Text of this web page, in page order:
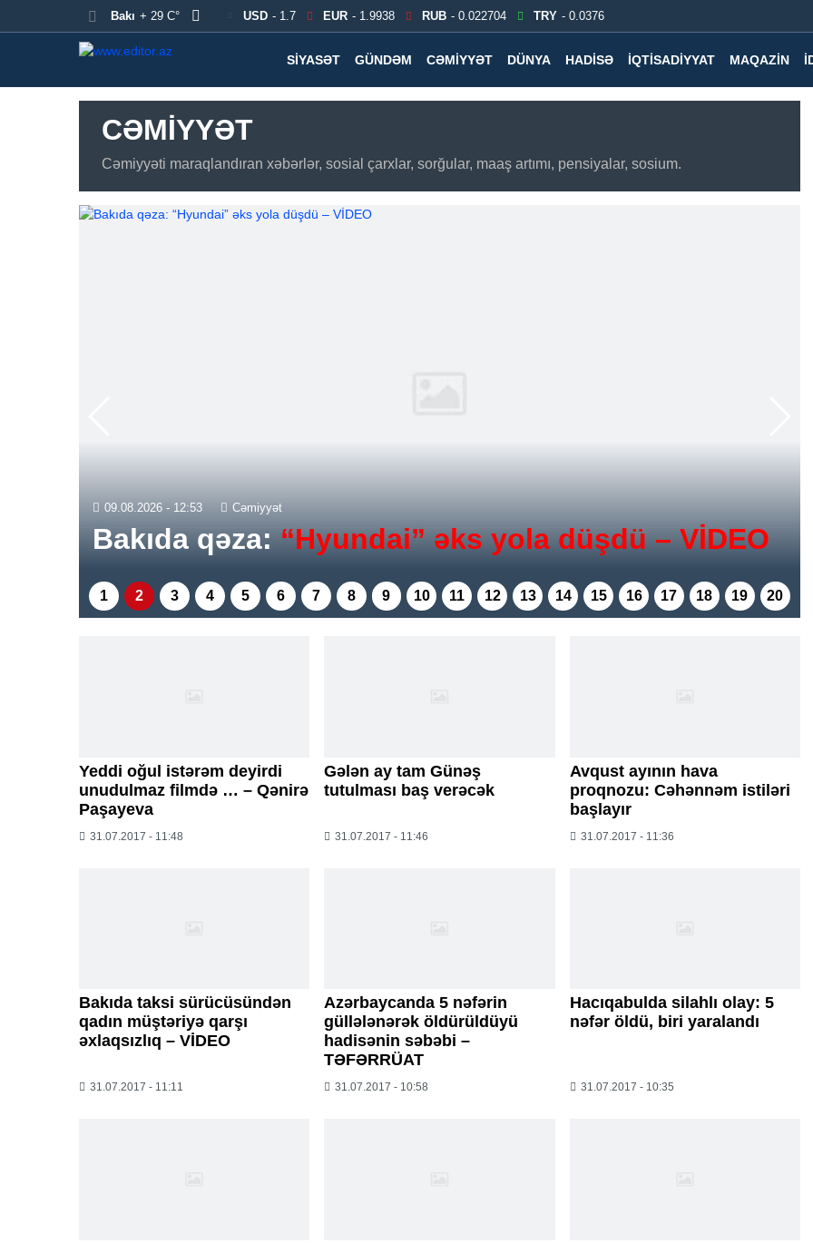
Bakı + 29 C° USD - 1.7 EUR - 1.9938 RUB - 0.022704 TRY - 0.0376
SIYASƏT GÜNDƏM CƏMIYYƏT DÜNYA HADISƏ İQTISADIYYAT MAQAZIN
CƏMIYYƏT
Cəmiyyəti maraqlandıran xəbərlər, sosial çarxlar, sorğular, maaş artımı, pensiyalar, sosium.
09.08.2026 - 12:53 Cəmiyyət
Bakıda qəza:“Hyundai” əks yola düşdü – VİDEO
1 2 3 4 5 6 7 8 9 10 11 12 13 14 15 16 17 18 19 20
Yeddi oğul istərəm deyirdi
unudulmaz filmdə … – Qənirə
Paşayeva
31.07.2017 - 11:48
Gələn ay tam Günəş
tutulması baş verəcək
31.07.2017 - 11:46
Avqust ayının hava
proqnozu: Cəhənnəm istiləri
başlayır
31.07.2017 - 11:36
Bakıda taksi sürücüsündən
qadın müştəriyə qarşı
əxlaqsızlıq – VİDEO
31.07.2017 - 11:11
Azərbaycanda 5 nəfərin
güllələnərək öldürüldüyü
hadisənin səbəbi –
TƏFƏRRÜAT
31.07.2017 - 10:58
Hacıqabulda silahlı olay: 5
nəfər öldü, biri yaralandı
31.07.2017 - 10:35